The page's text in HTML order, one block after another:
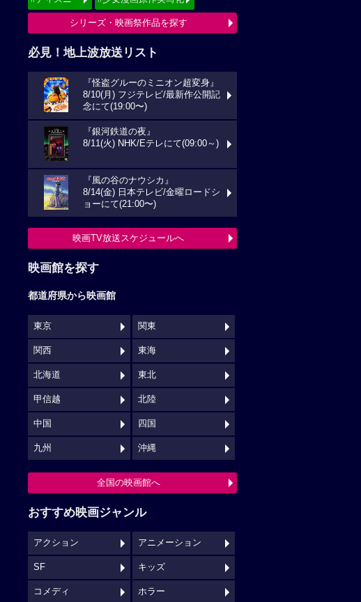
シリーズ・映画祭作品を探す
必見！地上波放送リスト
『怪盗グルーのミニオン超変身』
8/10(月) フジテレビ/最新作公開記
念にて(19:00〜)
『銀河鉄道の夜』
8/11(火) NHK/Eテレにて(09:00～)
『風の谷のナウシカ』
8/14(金) 日本テレビ/金曜ロードシ
ョーにて(21:00〜)
映画TV放送スケジュールへ
映画館を探す
都道府県から映画館
東京 関東
関西 東海
北海道 東北
甲信越 北陸
中国 四国
九州 沖縄
全国の映画館へ
おすすめ映画ジャンル
アクション アニメーション
SF キッズ
コメディ ホラー